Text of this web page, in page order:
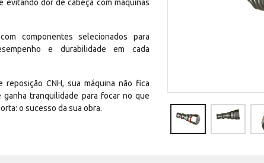
evitando dor de cabeça com máquinas
componentes selecionados para
e durabilidade em cada
reposição CNH, sua máquina não fica
ganha tranquilidade para focar no que
o sucesso da sua obra.